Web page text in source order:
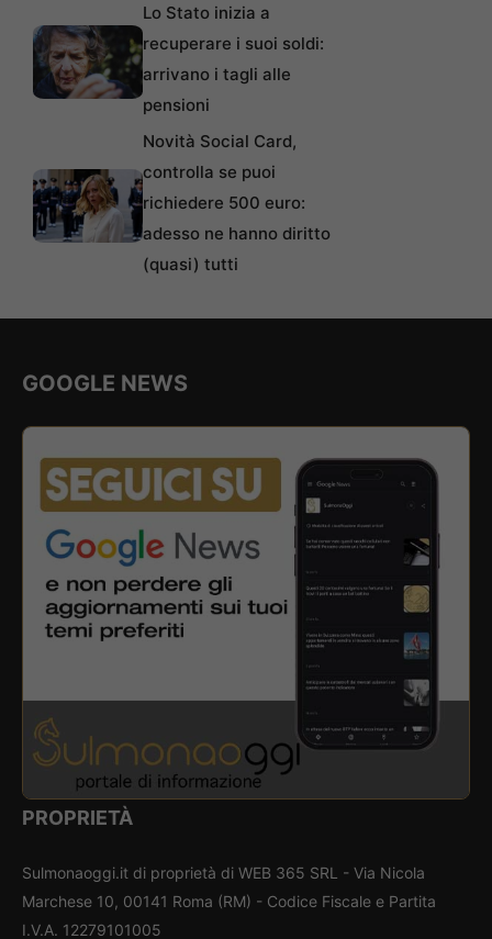
Lo Stato inizia a
recuperare i suoi soldi:
arrivano i tagli alle
pensioni
Novità Social Card,
controlla se puoi
richiedere 500 euro:
adesso ne hanno diritto
(quasi) tutti
GOOGLE NEWS
PROPRIETÀ
Sulmonaoggi.it di proprietà di WEB 365 SRL - Via Nicola
Marchese 10, 00141 Roma (RM) - Codice Fiscale e Partita
I.V.A. 12279101005